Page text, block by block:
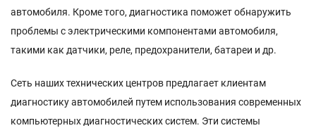
автомобиля. Кроме того, диагностика поможет обнаружить
проблемы с электрическими компонентами автомобиля,
такими как датчики, реле, предохранители, батареи и др.
Сеть наших технических центров предлагает клиентам
диагностику автомобилей путем использования современных
компьютерных диагностических систем. Эти системы